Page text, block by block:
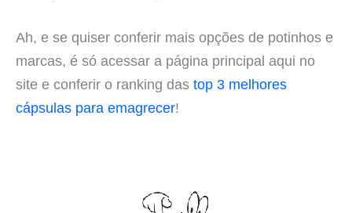
Ah, e se quiser conferir mais opções de potinhos e
marcas, é só acessar a página principal aqui no
site e conferir o ranking das top 3 melhores
cápsulas para emagrecer!